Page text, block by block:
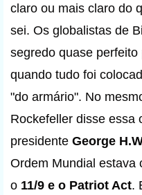
claro ou mais claro do
sei. Os globalistas de
segredo quase
quando tudo foi
"do armário". No
Rockefeller disse essa
presidente George
Ordem Mundial estava
o 11/9 e o Patriot Act.